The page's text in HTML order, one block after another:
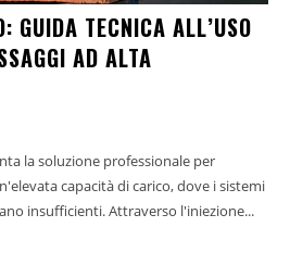
GUIDA TECNICA ALL’USO
AD ALTA
la soluzione professionale per
capacità di carico, dove i sistemi
insufficienti. Attraverso l'iniezione...